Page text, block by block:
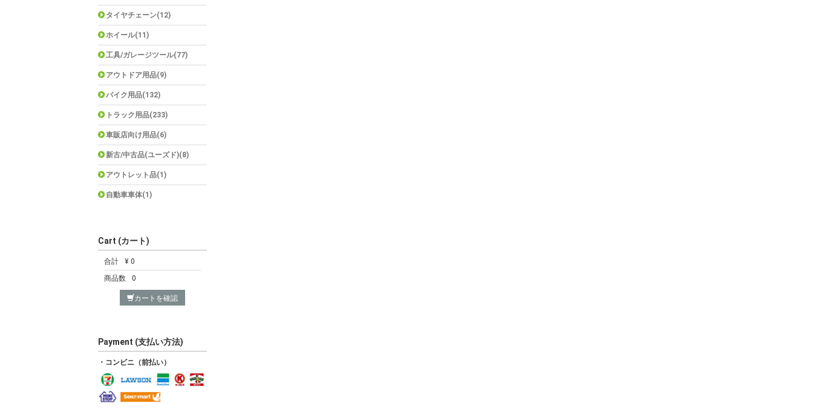
タイヤチェーン(12)
ホイール(11)
工具/ガレージツール(77)
アウトドア用品(9)
バイク用品(132)
トラック用品(233)
車販店向け用品(6)
新古/中古品(ユーズド)(8)
アウトレット品(1)
自動車車体(1)
Cart (カート)
合計
¥ 0
商品数
0
カートを確認
Payment (支払い方法)
・コンビニ（前払い）